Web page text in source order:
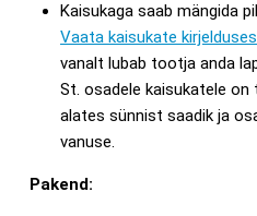
Kaisukaga saab mängida
Vaata kaisukate
vanalt lubab tootja anda
St. osadele kaisukatele
alates sünnist saadik ja
vanuse.
Pakend: